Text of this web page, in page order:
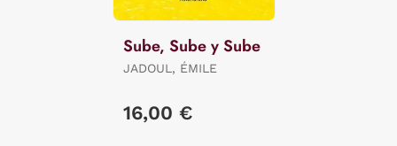
Sube, Sube y Sube
JADOUL, ÉMILE
16,00 €